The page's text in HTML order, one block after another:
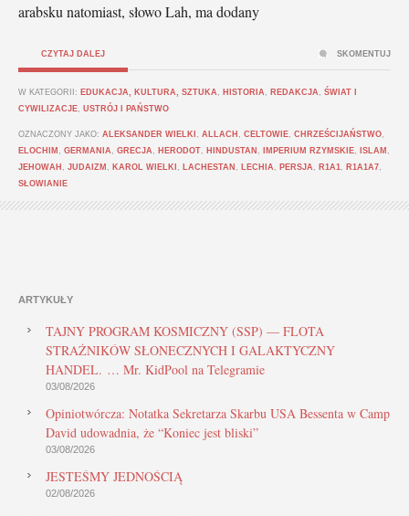
arabsku natomiast, słowo Lah, ma dodany
CZYTAJ DALEJ
W KATEGORII: EDUKACJA, KULTURA, SZTUKA HISTORIA REDAKCJA
ŚWIAT I
CYWILIZACJE USTRÓJ I PAŃSTWO
OZNACZONY JAKO: ALEKSANDER WIELKI ALLACH CELTOWIE CHRZEŚCIJAŃSTWO
ELOCHIM
GERMANIA GRECJA HERODOT HINDUSTAN IMPERIUM RZYMSKIE ISLAM
JEHOWAH
JUDAIZM KAROL WIELKI LACHESTAN LECHIA PERSJA R1A1 R1A1A7
SŁOWIANIE
SKOMENTUJ
ARTYKUŁY
TAJNY PROGRAM KOSMICZNY (SSP) — FLOTA
STRAŻNIKÓW SŁONECZNYCH I GALAKTYCZNY
HANDEL. … Mr. KidPool na Telegramie
03/08/2026
Opiniotwórcza: Notatka Sekretarza Skarbu USA Bessenta w Camp
David udowadnia, że “Koniec jest bliski”
03/08/2026
JESTEŚMY JEDNOŚCIĄ
02/08/2026